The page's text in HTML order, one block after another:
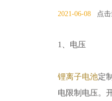
2021-06-08 点击
1、电压
锂离子电池定
电限制电压。